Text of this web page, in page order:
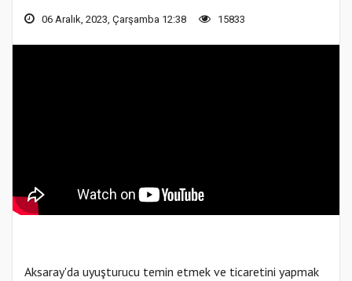
06 Aralık, 2023, Çarşamba 12:38 15833
Aksaray'da uyuşturucu temin etmek ve ticaretini yapmak